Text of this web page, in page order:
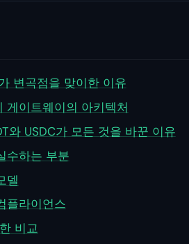
변곡점을 맞이한 이유
게이트웨이의 아키텍처
와 USDC가 모든 것을 바꾼 이유
수하는 부분
델
플라이언스
비교